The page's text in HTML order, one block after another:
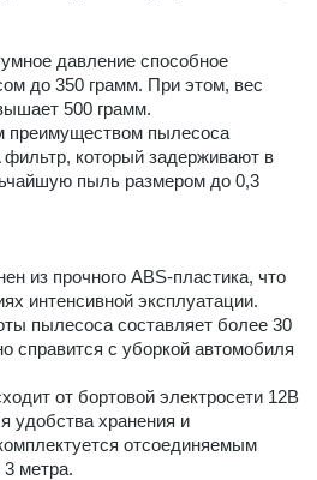
давление способное
до 350 грамм. При этом, вес
500 грамм.
пылесоса
который задерживают в
пыль размером до 0,3
из прочного ABS-пластика, что
интенсивной эксплуатации.
пылесоса составляет более 30
справится с уборкой автомобиля
от бортовой электросети 12В
удобства хранения и
отсоединяемым
метра.